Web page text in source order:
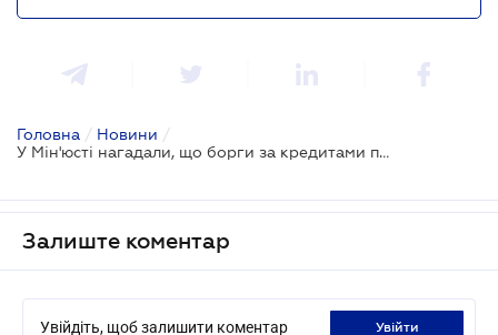
Головна / Новини /
У Мін'юсті нагадали, що борги за кредитами передаються у спадок
Залиште коментар
Увійдіть, щоб залишити коментар увійти